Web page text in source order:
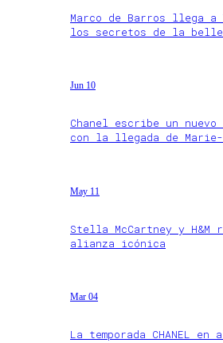
Marco de Barros llega
los secretos de la
Jun 10
Chanel escribe un
con la llegada de Marie-
May 11
Stella McCartney y H&M
alianza icónica
Mar 04
La temporada CHANEL